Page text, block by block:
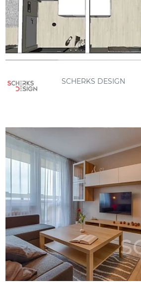
SCHERKS DESIGN